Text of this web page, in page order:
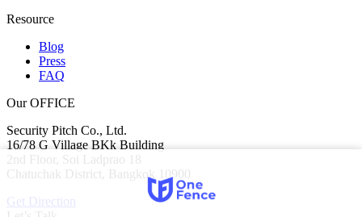
Resource
Blog
Press
FAQ
Our OFFICE
Security Pitch Co., Ltd.
16/78 G Village BKk Building
2nd Floor, Soi Ladprao 18
Chatuchak District, Bangkok 10900
Get Direction